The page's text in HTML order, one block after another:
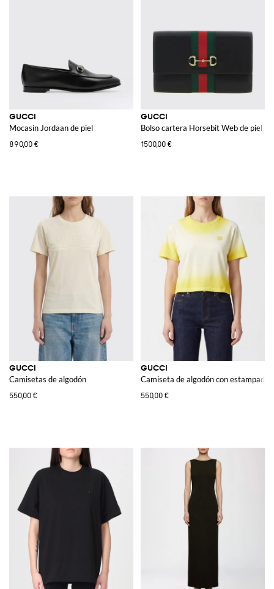
GUCCI
Mocasín Jordaan de piel
890,00 €
GUCCI
Bolso cartera Horsebit Web de piel
1500,00 €
GUCCI
Camisetas de algodón
550,00 €
GUCCI
Camiseta de algodón con
550,00 €